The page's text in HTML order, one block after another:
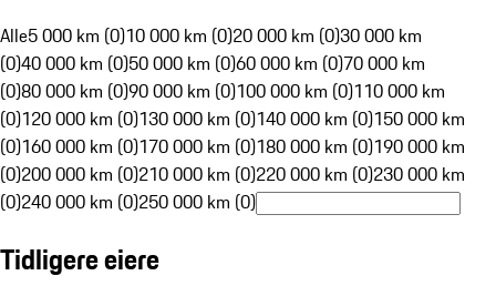
Alle5 000 km (0)10 000 km (0)20 000 km (0)30 000 km
(0)40 000 km (0)50 000 km (0)60 000 km (0)70 000 km
(0)80 000 km (0)90 000 km (0)100 000 km (0)110 000 km
(0)120 000 km (0)130 000 km (0)140 000 km (0)150 000 km
(0)160 000 km (0)170 000 km (0)180 000 km (0)190 000 km
(0)200 000 km (0)210 000 km (0)220 000 km (0)230 000 km
(0)240 000 km (0)250 000 km (0)
Tidligere eiere